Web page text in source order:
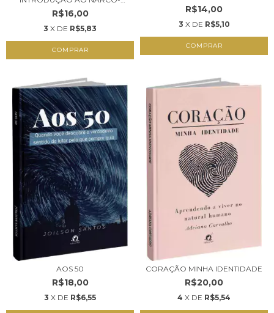
ESTA...
R$16,00
3 X DE R$5,83
COMPRAR
R$14,00
3 X DE R$5,10
COMPRAR
AOS 50
R$18,00
3 X DE R$6,55
CORAÇÃO MINHA IDENTIDADE
R$20,00
4 X DE R$5,54